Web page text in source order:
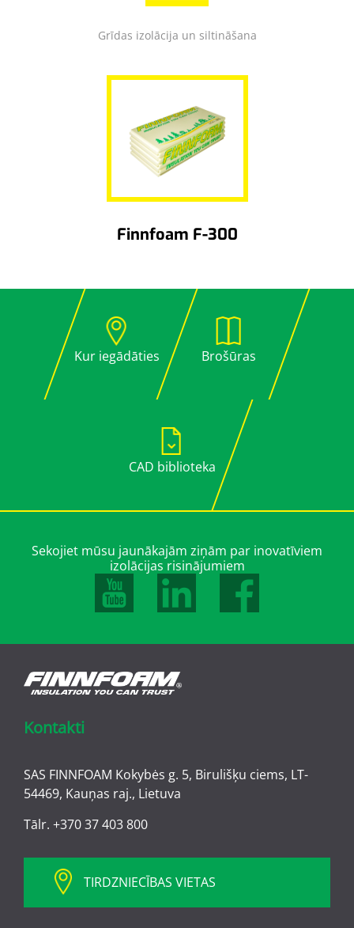
Grīdas izolācija un siltināšana
Finnfoam F-300
Kur iegādāties Brošūras
CAD biblioteka
Sekojiet mūsu jaunākajām ziņām par inovatīviem
izolācijas risinājumiem
Kontakti
SAS FINNFOAM Kokybės g. 5, Birulišķu ciems, LT-
54469, Kauņas raj., Lietuva
Tālr. +370 37 403 800
TIRDZNIECĪBAS VIETAS